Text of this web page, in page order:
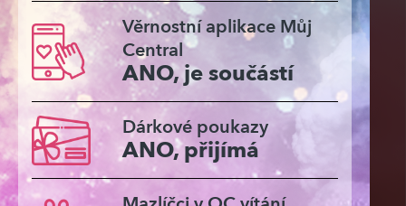
Věrnostní aplikace Můj
Central
ANO, je součástí
Dárkové poukazy
ANO, přijímá